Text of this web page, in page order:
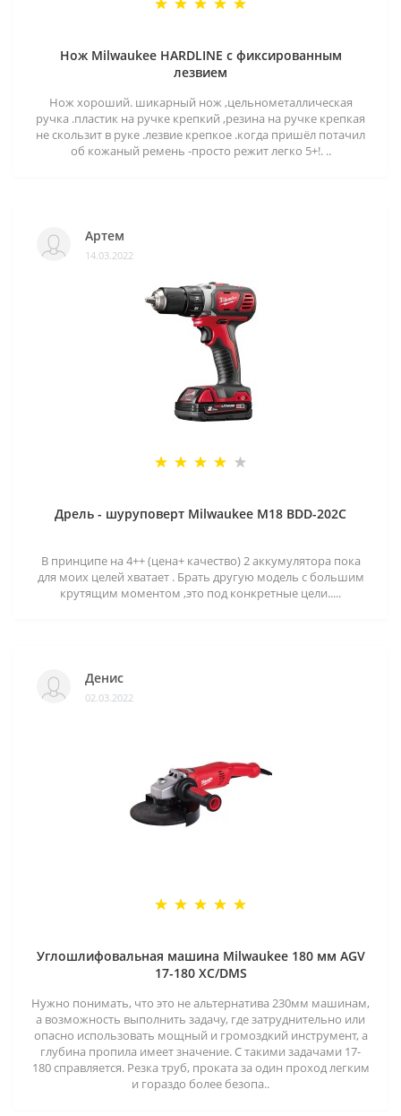
Нож Milwaukee HARDLINE с фиксированным
лезвием
Нож хороший. шикарный нож ,цельнометаллическая
ручка .пластик на ручке крепкий ,резина на ручке крепкая
не скользит в руке .лезвие крепкое .когда пришёл потачил
об кожаный ремень -просто режит легко 5+!. ..
Артем
14.03.2022
Дрель - шуруповерт Milwaukee M18 BDD-202C
В принципе на 4++ (цена+ качество) 2 аккумулятора пока
для моих целей хватает . Брать другую модель с большим
крутящим моментом ,это под конкретные цели.....
Денис
02.03.2022
Углошлифовальная машина Milwaukee 180 мм AGV
17-180 XC/DMS
Нужно понимать, что это не альтернатива 230мм машинам,
а возможность выполнить задачу, где затруднительно или
опасно использовать мощный и громоздкий инструмент, а
глубина пропила имеет значение. С такими задачами 17-
180 справляется. Резка труб, проката за один проход легким
и гораздо более безопа..